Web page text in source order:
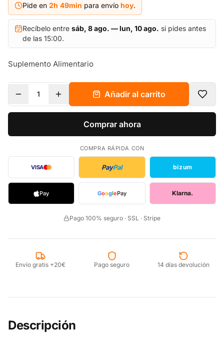
Pide en 2h 49min para envío hoy.
Recíbelo entre sáb, 8 ago. — lun, 10 ago. si pides antes
de las 15:00.
Suplemento Alimentario
1 Añadir al carrito
Comprar ahora
COMPRA RÁPIDA CON
VISA PayPal bizum
Pay GooglePay Klarna.
Pago 100% seguro · SSL · Stripe
Envío gratis +20€ Pago seguro 14 días devolución
Descripción